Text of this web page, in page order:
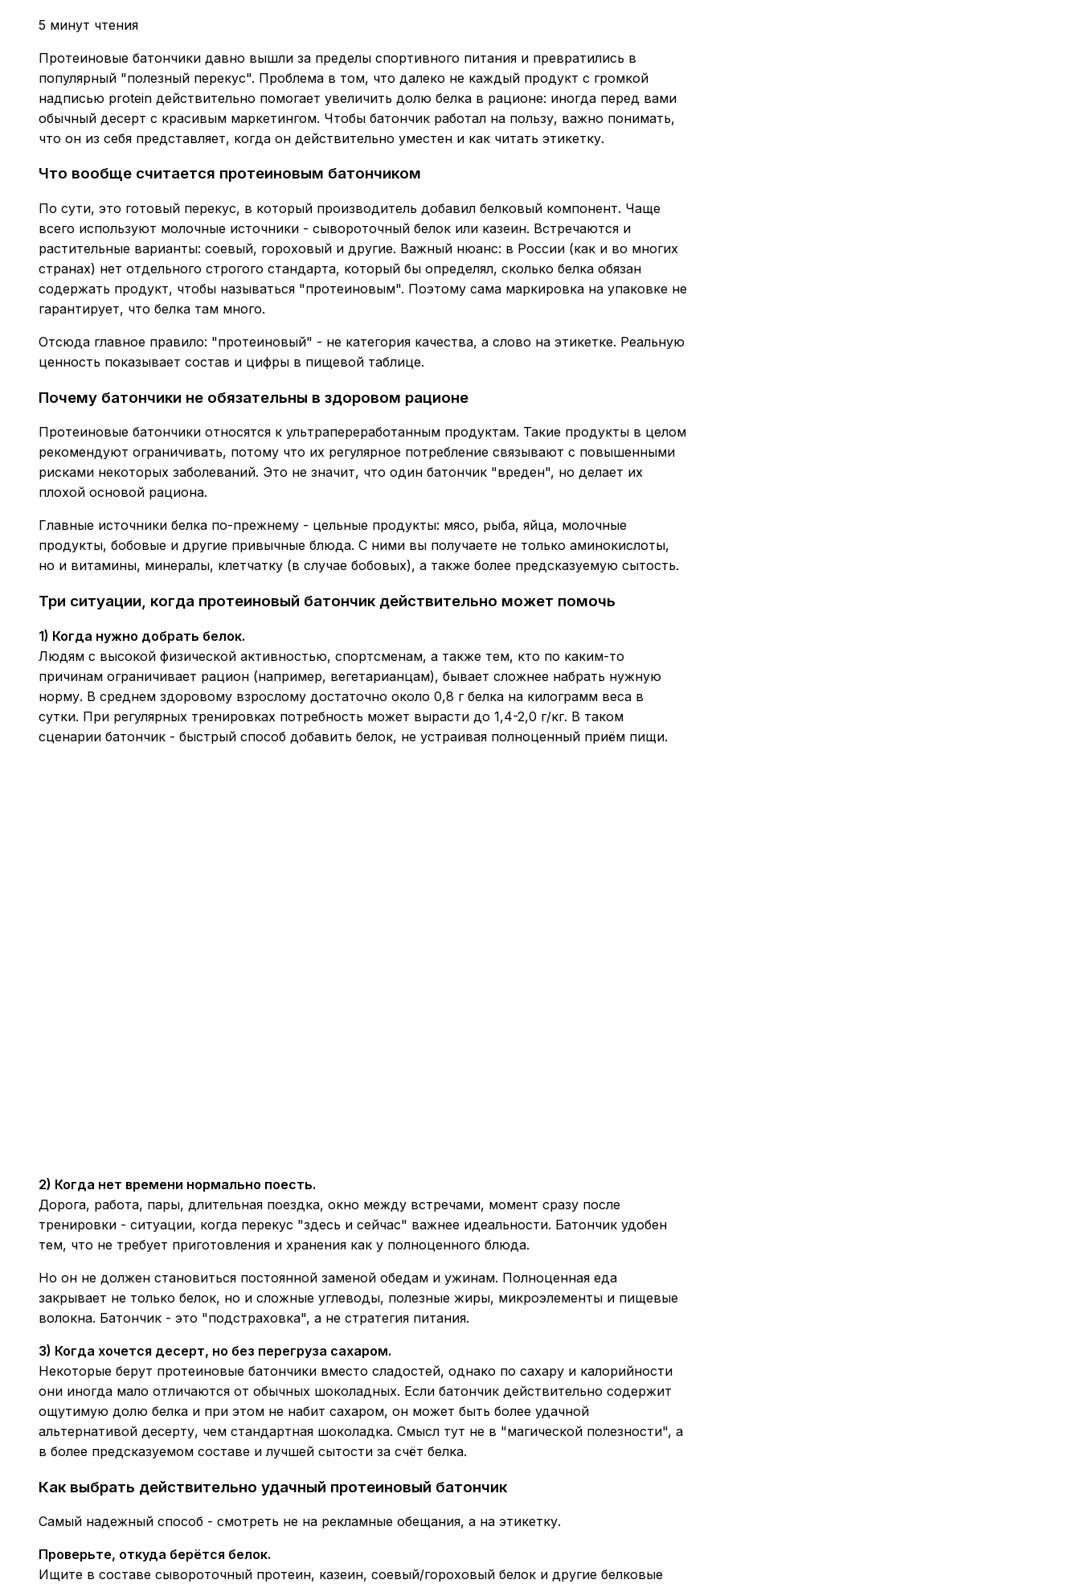
5 минут чтения
Протеиновые батончики давно вышли за пределы спортивного питания и превратились в
популярный "полезный перекус". Проблема в том, что далеко не каждый продукт с громкой
надписью protein действительно помогает увеличить долю белка в рационе: иногда перед вами
обычный десерт с красивым маркетингом. Чтобы батончик работал на пользу, важно понимать,
что он из себя представляет, когда он действительно уместен и как читать этикетку.
Что вообще считается протеиновым батончиком
По сути, это готовый перекус, в который производитель добавил белковый компонент. Чаще
всего используют молочные источники - сывороточный белок или казеин. Встречаются и
растительные варианты: соевый, гороховый и другие. Важный нюанс: в России (как и во многих
странах) нет отдельного строгого стандарта, который бы определял, сколько белка обязан
содержать продукт, чтобы называться "протеиновым". Поэтому сама маркировка на упаковке не
гарантирует, что белка там много.
Отсюда главное правило: "протеиновый" - не категория качества, а слово на этикетке. Реальную
ценность показывает состав и цифры в пищевой таблице.
Почему батончики не обязательны в здоровом рационе
Протеиновые батончики относятся к ультрапереработанным продуктам. Такие продукты в целом
рекомендуют ограничивать, потому что их регулярное потребление связывают с повышенными
рисками некоторых заболеваний. Это не значит, что один батончик "вреден", но делает их
плохой основой рациона.
Главные источники белка по-прежнему - цельные продукты: мясо, рыба, яйца, молочные
продукты, бобовые и другие привычные блюда. С ними вы получаете не только аминокислоты,
но и витамины, минералы, клетчатку (в случае бобовых), а также более предсказуемую сытость.
Три ситуации, когда протеиновый батончик действительно может помочь
1) Когда нужно добрать белок.
Людям с высокой физической активностью, спортсменам, а также тем, кто по каким-то
причинам ограничивает рацион (например, вегетарианцам), бывает сложнее набрать нужную
норму. В среднем здоровому взрослому достаточно около 0,8 г белка на килограмм веса в
сутки. При регулярных тренировках потребность может вырасти до 1,4-2,0 г/кг. В таком
сценарии батончик - быстрый способ добавить белок, не устраивая полноценный приём пищи.
2) Когда нет времени нормально поесть.
Дорога, работа, пары, длительная поездка, окно между встречами, момент сразу после
тренировки - ситуации, когда перекус "здесь и сейчас" важнее идеальности. Батончик удобен
тем, что не требует приготовления и хранения как у полноценного блюда.
Но он не должен становиться постоянной заменой обедам и ужинам. Полноценная еда
закрывает не только белок, но и сложные углеводы, полезные жиры, микроэлементы и пищевые
волокна. Батончик - это "подстраховка", а не стратегия питания.
3) Когда хочется десерт, но без перегруза сахаром.
Некоторые берут протеиновые батончики вместо сладостей, однако по сахару и калорийности
они иногда мало отличаются от обычных шоколадных. Если батончик действительно содержит
ощутимую долю белка и при этом не набит сахаром, он может быть более удачной
альтернативой десерту, чем стандартная шоколадка. Смысл тут не в "магической полезности", а
в более предсказуемом составе и лучшей сытости за счёт белка.
Как выбрать действительно удачный протеиновый батончик
Самый надежный способ - смотреть не на рекламные обещания, а на этикетку.
Проверьте, откуда берётся белок.
Ищите в составе сывороточный протеин, казеин, соевый/гороховый белок и другие белковые